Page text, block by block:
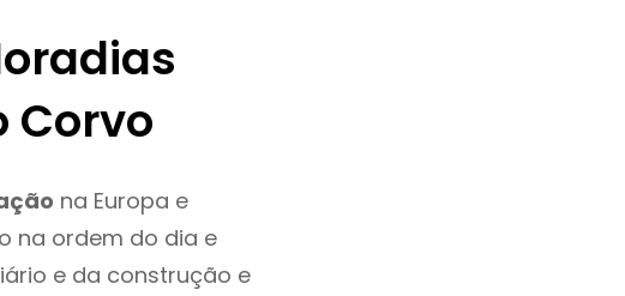
Corvo
na Europa e
na ordem do dia e
e da construção e